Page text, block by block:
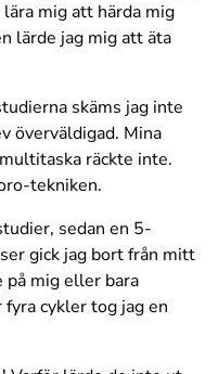
mig att härda mig
lärde jag mig att äta
skäms jag inte
överväldigad. Mina
räckte inte.
tekniken.
sedan en 5-
gick jag bort från mitt
på mig eller bara
cykler tog jag en